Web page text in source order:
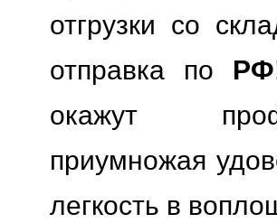
отгрузки со
отправка по РФ
окажут
приумножая
легкость в